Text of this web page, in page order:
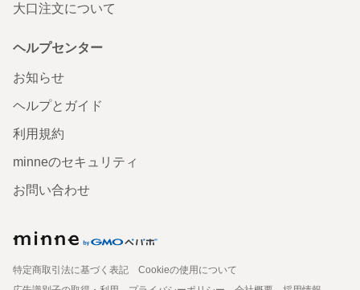
大口注文について
ヘルプセンター
お知らせ
ヘルプとガイド
利用規約
minneのセキュリティ
お問い合わせ
特定商取引法に基づく表記
Cookieの使用について